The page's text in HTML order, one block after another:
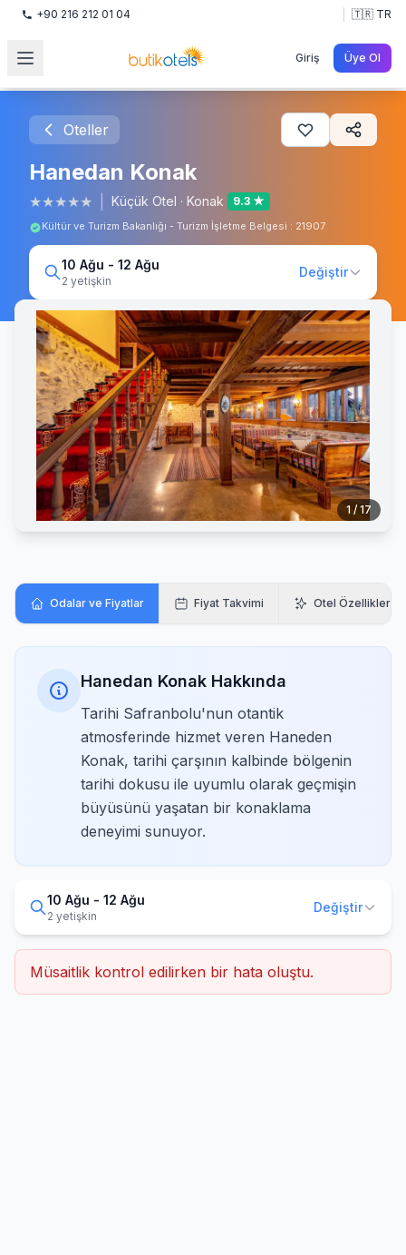
+90 216 212 01 04 🇹🇷 TR
Giriş Üye Ol
Oteller
Hanedan Konak
★★★★★ Küçük Otel · Konak 9.3 ★
Kültür ve Turizm Bakanlığı - Turizm İşletme Belgesi : 21907
10 Ağu - 12 Ağu
2 yetişkin
Değiştir
1 / 17
Odalar ve Fiyatlar Fiyat Takvimi Otel Özellikleri
Hanedan Konak Hakkında
Tarihi Safranbolu'nun otantik
atmosferinde hizmet veren Haneden
Konak, tarihi çarşının kalbinde bölgenin
tarihi dokusu ile uyumlu olarak geçmişin
büyüsünü yaşatan bir konaklama
deneyimi sunuyor.
10 Ağu - 12 Ağu
2 yetişkin
Değiştir
Müsaitlik kontrol edilirken bir hata oluştu.